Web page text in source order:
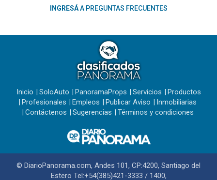
INGRESÁA PREGUNTAS FRECUENTES
Inicio SoloAuto PanoramaProps Servicios
Productos
Profesionales
Empleos Publicar Aviso
Inmobiliarias
Contáctenos
Sugerencias Términos y condiciones
© DiarioPanorama.com, Andes 101, CP:4200, Santiago del
Estero Tel:+54(385)421-3333 / 1400,